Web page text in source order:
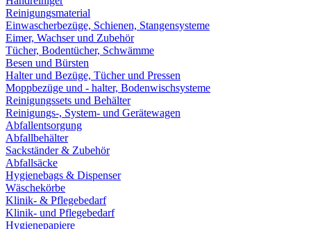
Reinigungsmaterial
Einwascherbezüge, Schienen, Stangensysteme
Eimer, Wachser und Zubehör
Tücher, Bodentücher, Schwämme
Besen und Bürsten
Halter und Bezüge, Tücher und Pressen
Moppbezüge und - halter, Bodenwischsysteme
Reinigungssets und Behälter
Reinigungs-, System- und Gerätewagen
Abfallentsorgung
Abfallbehälter
Sackständer & Zubehör
Abfallsäcke
Hygienebags & Dispenser
Wäschekörbe
Klinik- & Pflegebedarf
Klinik- und Pflegebedarf
Hygienepapiere